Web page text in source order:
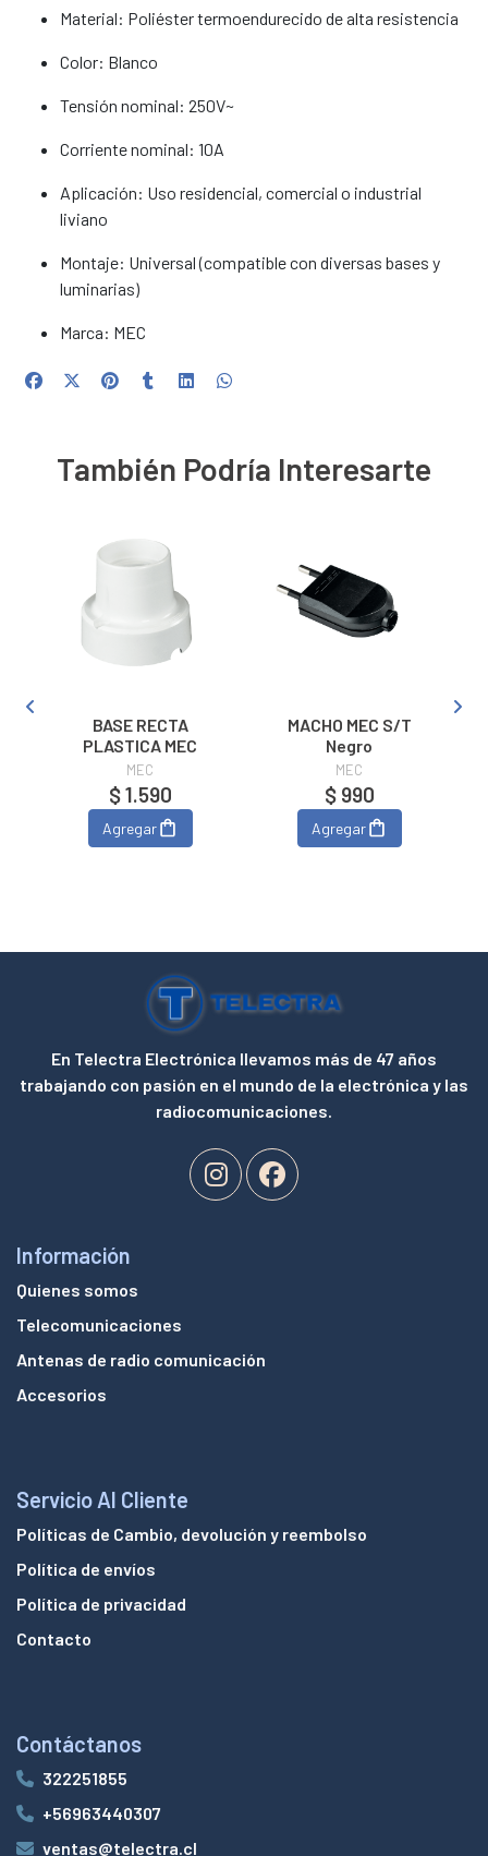
Material: Poliéster termoendurecido de alta resistencia
Color: Blanco
Tensión nominal: 250V~
Corriente nominal: 10A
Aplicación: Uso residencial, comercial o industrial
liviano
Montaje: Universal (compatible con diversas bases y
luminarias)
Marca: MEC
También Podría Interesarte
BASE RECTA
PLASTICA MEC
MEC
$ 1.590
Agregar
MACHO MEC S/T
Negro
MEC
$ 990
Agregar
En Telectra Electrónica llevamos más de 47 años
trabajando con pasión en el mundo de la electrónica y las
radiocomunicaciones.
Información
Quienes somos
Telecomunicaciones
Antenas de radio comunicación
Accesorios
Servicio Al Cliente
Políticas de Cambio, devolución y reembolso
Política de envíos
Política de privacidad
Contacto
Contáctanos
322251855
+56963440307
ventas@telectra.cl